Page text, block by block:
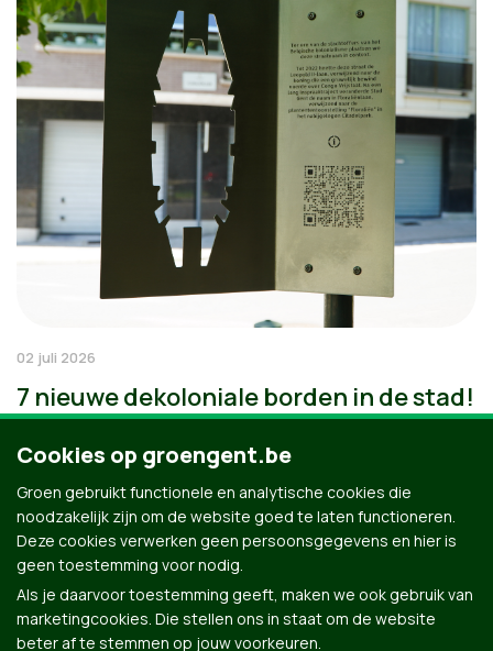
02 juli 2026
7 nieuwe dekoloniale borden in de stad!
Cookies op groengent.be
Groen gebruikt functionele en analytische cookies die
noodzakelijk zijn om de website goed te laten functioneren.
Deze cookies verwerken geen persoonsgegevens en hier is
geen toestemming voor nodig.
Als je daarvoor toestemming geeft, maken we ook gebruik van
marketingcookies. Die stellen ons in staat om de website
beter af te stemmen op jouw voorkeuren.